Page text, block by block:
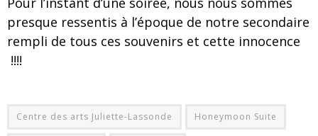
presque ressentis à l’époque de notre secondaire
rempli de tous ces souvenirs et cette innocence
!!!!
Centre des arts Juliette-Lassonde Honeymoon Suite